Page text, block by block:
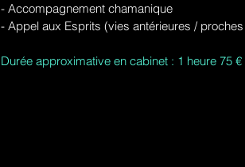
- Accompagnement chamanique
- Appel aux Esprits (vies antérieures /
Durée approximative en cabinet : 1 heure 75